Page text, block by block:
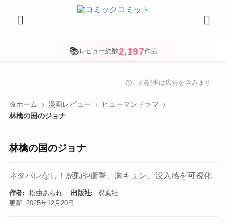
📚 レビュー総数2,197作品
info この記事は広告を含みます
home ホーム 漫画レビュー
ヒューマンドラマ
林檎の国のジョナ
林檎の国のジョナ
ネタバレなし！感動や衝撃、胸キュン、没入感を可視化
作者: 松虫あられ 出版社:
双葉社
更新: 2025年12月20日